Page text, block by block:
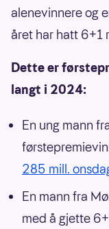
alenevinnere og
året har hatt 6+1
Dette er
langt i 2024:
En ung mann
285 mill.
En mann fra
med å gjette